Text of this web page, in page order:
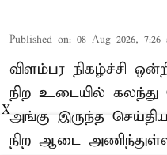
Published on: 08 Aug 2026, 7:26
விளம்பர நிகழ்ச்சி
நிற உடையில்
அங்கு இருந்த
நிற ஆடை
X